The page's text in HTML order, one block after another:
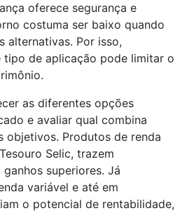
oferece segurança e
costuma ser baixo quando
alternativas. Por isso,
tipo de aplicação pode limitar o
as diferentes opções
e avaliar qual combina
objetivos. Produtos de renda
Selic, trazem
superiores. Já
variável e até em
o potencial de rentabilidade,